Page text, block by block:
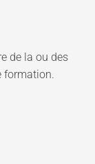
de la ou des
formation.